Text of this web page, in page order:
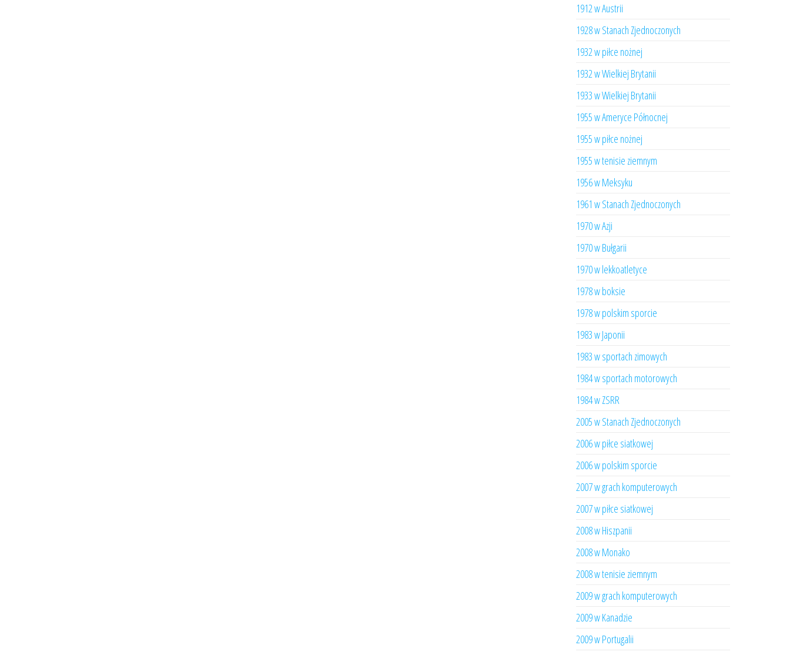
1912 w Austrii
1928 w Stanach Zjednoczonych
1932 w piłce nożnej
1932 w Wielkiej Brytanii
1933 w Wielkiej Brytanii
1955 w Ameryce Północnej
1955 w piłce nożnej
1955 w tenisie ziemnym
1956 w Meksyku
1961 w Stanach Zjednoczonych
1970 w Azji
1970 w Bułgarii
1970 w lekkoatletyce
1978 w boksie
1978 w polskim sporcie
1983 w Japonii
1983 w sportach zimowych
1984 w sportach motorowych
1984 w ZSRR
2005 w Stanach Zjednoczonych
2006 w piłce siatkowej
2006 w polskim sporcie
2007 w grach komputerowych
2007 w piłce siatkowej
2008 w Hiszpanii
2008 w Monako
2008 w tenisie ziemnym
2009 w grach komputerowych
2009 w Kanadzie
2009 w Portugalii